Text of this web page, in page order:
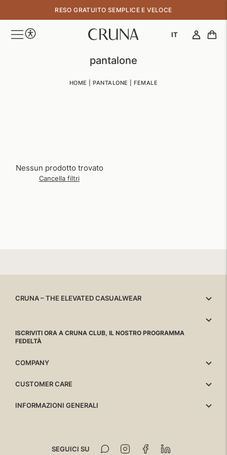
Skip to content
Skip to menu
Skip to footer
Open Accessibility Widget
RESO GRATUITO SEMPLICE E VELOCE
IT
pantalone
HOME PANTALONE FEMALE
Nessun prodotto trovato
Cancella filtri
CRUNA – THE ELEVATED CASUALWEAR
ISCRIVITI ORA A CRUNA CLUB, IL NOSTRO PROGRAMMA
FEDELTÀ
COMPANY
CUSTOMER CARE
INFORMAZIONI GENERALI
SEGUICI SU